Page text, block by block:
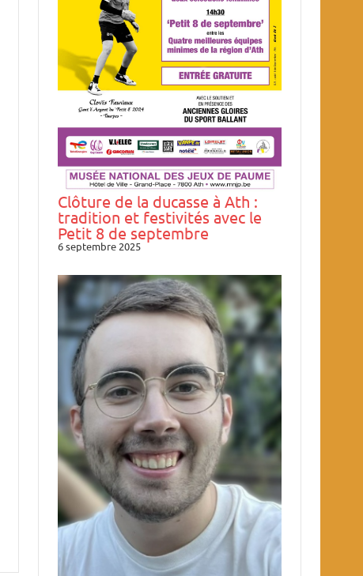
Clôture de la ducasse à Ath :
tradition et festivités avec le
Petit 8 de septembre
6 septembre 2025